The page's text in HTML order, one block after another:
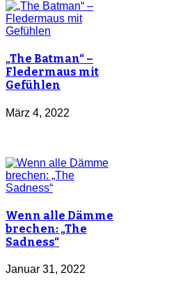
„The Batman“ –
Fledermaus mit
Gefühlen
März 4, 2022
Wenn alle Dämme
brechen: „The
Sadness“
Januar 31, 2022